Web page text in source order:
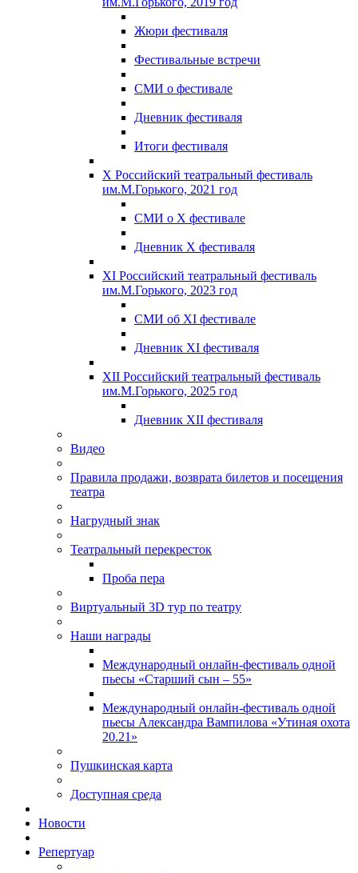
Жюри фестиваля
Фестивальные встречи
СМИ о фестивале
Дневник фестиваля
Итоги фестиваля
X Российский театральный фестиваль
им.М.Горького, 2021 год
СМИ о X фестивале
Дневник X фестиваля
XI Российский театральный фестиваль
им.М.Горького, 2023 год
СМИ об XI фестивале
Дневник XI фестиваля
XII Российский театральный фестиваль
им.М.Горького, 2025 год
Дневник XII фестиваля
Видео
Правила продажи, возврата билетов и посещения
театра
Нагрудный знак
Театральный перекресток
Проба пера
Виртуальный 3D тур по театру
Наши награды
Международный онлайн-фестиваль одной
пьесы «Старший сын – 55»
Международный онлайн-фестиваль одной
пьесы Александра Вампилова «Утиная охота
20.21»
Пушкинская карта
Доступная среда
Новости
Репертуар